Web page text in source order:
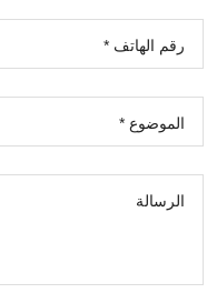
رقم الهاتف *
الموضوع *
الرسالة